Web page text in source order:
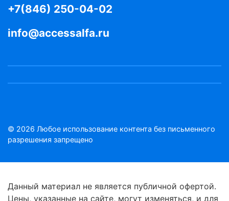
+7(846) 250-04-02
info@accessalfa.ru
© 2026 Любое использование контента без письменного
разрешения запрещено
Данный материал не является публичной офертой.
Цены, указанные на сайте, могут изменяться, и для